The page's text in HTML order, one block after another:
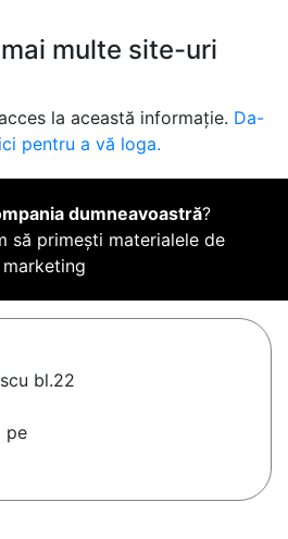
multe site-uri
la această informație. Da-
pentru a vă loga.
dumneavoastră?
să primești materialele de
marketing
bl.22
pe